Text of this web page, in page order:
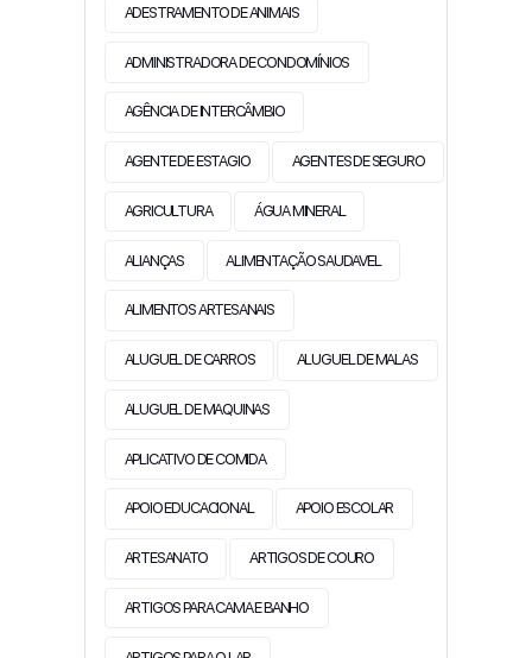
ADESTRAMENTO DE ANIMAIS
ADMINISTRADORA DE CONDOMÍNIOS
AGÊNCIA DE INTERCÂMBIO
AGENTE DE ESTAGIO AGENTES DE SEGURO
AGRICULTURA ÁGUA MINERAL
ALIANÇAS ALIMENTAÇÃO SAUDAVEL
ALIMENTOS ARTESANAIS
ALUGUEL DE CARROS ALUGUEL DE MALAS
ALUGUEL DE MAQUINAS
APLICATIVO DE COMIDA
APOIO EDUCACIONAL APOIO ESCOLAR
ARTESANATO ARTIGOS DE COURO
ARTIGOS PARA CAMA E BANHO